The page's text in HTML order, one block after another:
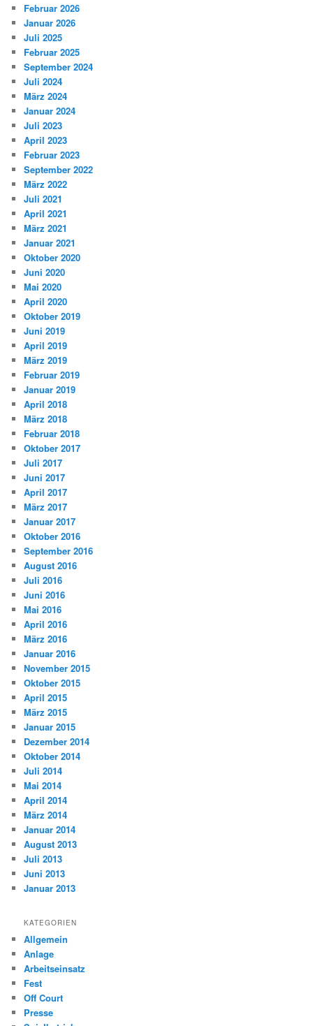
Februar 2026
Januar 2026
Juli 2025
Februar 2025
September 2024
Juli 2024
März 2024
Januar 2024
Juli 2023
April 2023
Februar 2023
September 2022
März 2022
Juli 2021
April 2021
März 2021
Januar 2021
Oktober 2020
Juni 2020
Mai 2020
April 2020
Oktober 2019
Juni 2019
April 2019
März 2019
Februar 2019
Januar 2019
April 2018
März 2018
Februar 2018
Oktober 2017
Juli 2017
Juni 2017
April 2017
März 2017
Januar 2017
Oktober 2016
September 2016
August 2016
Juli 2016
Juni 2016
Mai 2016
April 2016
März 2016
Januar 2016
November 2015
Oktober 2015
April 2015
März 2015
Januar 2015
Dezember 2014
Oktober 2014
Juli 2014
Mai 2014
April 2014
März 2014
Januar 2014
August 2013
Juli 2013
Juni 2013
Januar 2013
KATEGORIEN
Allgemein
Anlage
Arbeitseinsatz
Fest
Off Court
Presse